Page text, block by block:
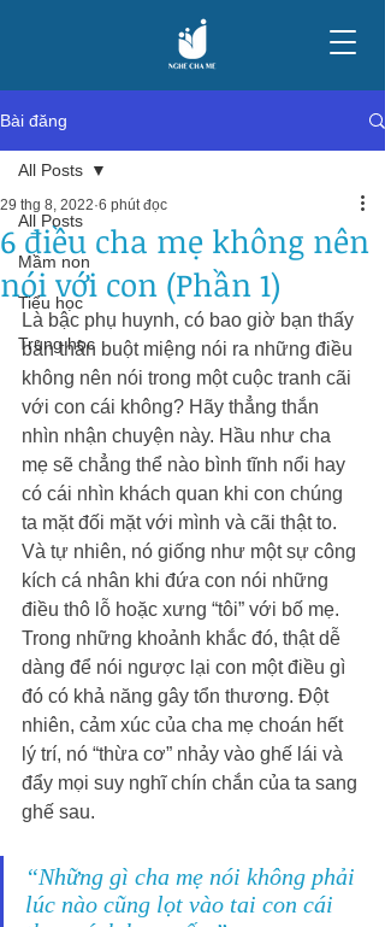
Bài đăng
All Posts
Mầm non
Tiểu học
Trung học
All Posts
6 điều cha mẹ không nên
nói với con (Phần 1)
29 thg 8, 2022 6 phút đọc
Là bậc phụ huynh, có bao giờ bạn thấy
bản thân buột miệng nói ra những điều
không nên nói trong một cuộc tranh cãi
với con cái không? Hãy thẳng thắn
nhìn nhận chuyện này. Hầu như cha
mẹ sẽ chẳng thể nào bình tĩnh nổi hay
có cái nhìn khách quan khi con chúng
ta mặt đối mặt với mình và cãi thật to.
Và tự nhiên, nó giống như một sự công
kích cá nhân khi đứa con nói những
điều thô lỗ hoặc xưng “tôi” với bố mẹ.
Trong những khoảnh khắc đó, thật dễ
dàng để nói ngược lại con một điều gì
đó có khả năng gây tổn thương. Đột
nhiên, cảm xúc của cha mẹ choán hết
lý trí, nó “thừa cơ” nhảy vào ghế lái và
đẩy mọi suy nghĩ chín chắn của ta sang
ghế sau.
“Những gì cha mẹ nói không phải
lúc nào cũng lọt vào tai con cái